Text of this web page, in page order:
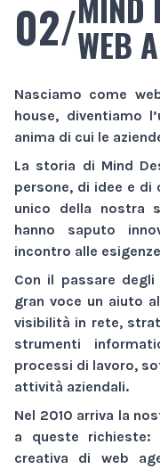
02/WEB
Nasciamo come
house, diventiamo
anima di cui le
La storia di Mind
persone, di idee e di
unico della nostra
hanno saputo
incontro alle
Con il passare
gran voce un aiuto
visibilità in rete,
strumenti
processi di lavoro,
attività aziendali.
Nel 2010 arriva la
a queste richieste:
creativa di web